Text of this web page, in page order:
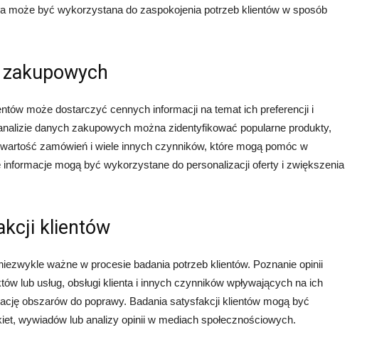
może być wykorzystana do zaspokojenia potrzeb klientów w sposób
może dostarczyć cennych informacji na temat ich preferencji i
danych zakupowych można zidentyfikować popularne produkty,
zamówień i wiele innych czynników, które mogą pomóc w
informacje mogą być wykorzystane do personalizacji oferty i zwiększenia
klientów
ważne w procesie badania potrzeb klientów. Poznanie opinii
lub usług, obsługi klienta i innych czynników wpływających na ich
obszarów do poprawy. Badania satysfakcji klientów mogą być
wywiadów lub analizy opinii w mediach społecznościowych.